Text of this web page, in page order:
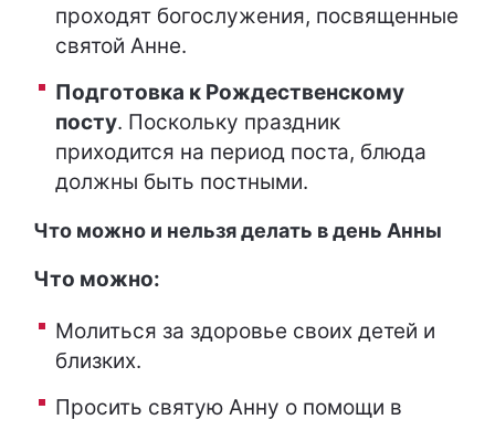
проходят богослужения, посвященные
святой Анне.
Подготовка к Рождественскому
посту. Поскольку праздник
приходится на период поста, блюда
должны быть постными.
Что можно и нельзя делать в день Анны
Что можно:
Молиться за здоровье своих детей и
близких.
Просить святую Анну о помощи в